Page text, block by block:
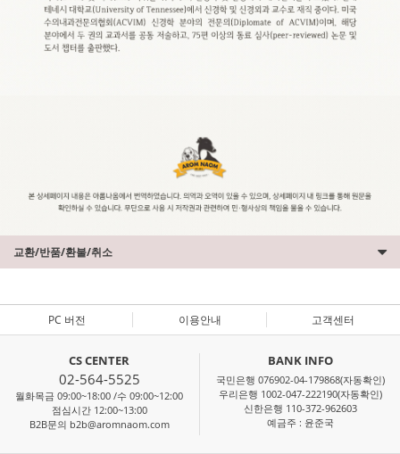
교환/반품/환불/취소
PC 버전 이용안내 고객센터
CS CENTER
02-564-5525
월화목금 09:00~18:00 /수 09:00~12:00
점심시간 12:00~13:00
B2B문의 b2b@aromnaom.com
BANK INFO
국민은행 076902-04-179868(자동확인)
우리은행 1002-047-222190(자동확인)
신한은행 110-372-962603
예금주 : 윤준국